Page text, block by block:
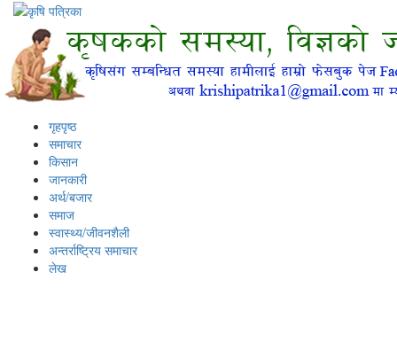
गृहपृष्ठ
समाचार
किसान
जानकारी
अर्थ/बजार
समाज
स्वास्थ्य/जीवनशैली
अन्तर्राष्ट्रिय समाचार
लेख